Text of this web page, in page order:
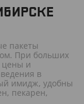
пакеты
При больших
цены и
в
имидж, удобны
пекарен,